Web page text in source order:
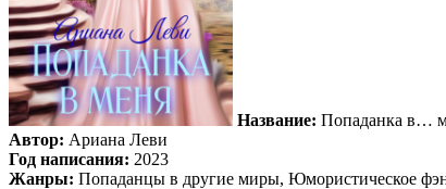
Название: Попаданка в…
Автор: Ариана Леви
Год написания: 2023
Жанры: Попаданцы в другие миры, Юмористическое